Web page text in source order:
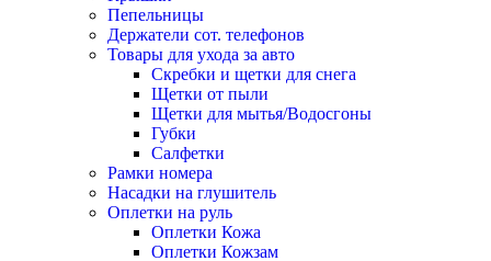
Пепельницы
Держатели сот. телефонов
Товары для ухода за авто
Скребки и щетки для снега
Щетки от пыли
Щетки для мытья/Водосгоны
Губки
Салфетки
Рамки номера
Насадки на глушитель
Оплетки на руль
Оплетки Кожа
Оплетки Кожзам